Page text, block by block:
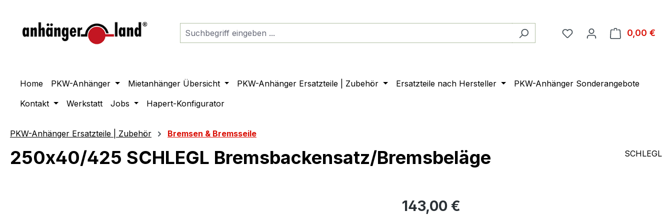
0,00 €
Home PKW-Anhänger Mietanhänger Übersicht PKW-Anhänger Ersatzteile | Zubehör Ersatzteile nach Hersteller
PKW-Anhänger Sonderangebote
Kontakt
Werkstatt Jobs Hapert-Konfigurator
PKW-Anhänger Ersatzteile | Zubehör Bremsen & Bremsseile
250x40/425 SCHLEGL Bremsbackensatz/Bremsbeläge SCHLEGL
143,00 €